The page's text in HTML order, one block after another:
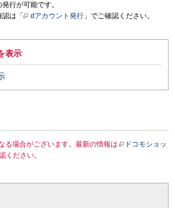
行が可能です。
は「
dアカウント発行 」でご確認ください。
表示
る場合がございます。最新の情報は
ドコモショッ
ください。